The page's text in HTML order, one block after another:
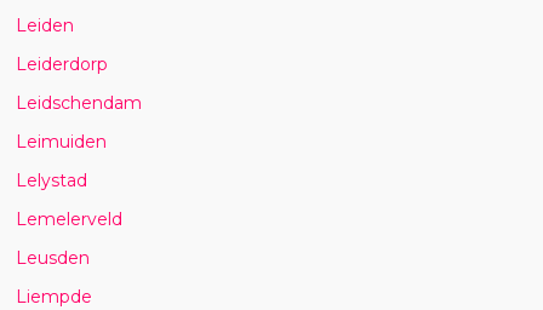
Leiden
Leiderdorp
Leidschendam
Leimuiden
Lelystad
Lemelerveld
Leusden
Liempde